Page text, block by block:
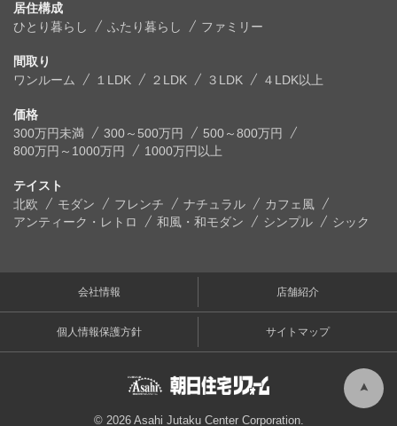
居住構成
ひとり暮らし
ふたり暮らし ファミリー
間取り
ワンルーム
１LDK ２LDK ３LDK ４LDK以上
価格
300万円未満
300～500万円
500～800万円
800万円～1000万円
1000万円以上
テイスト
北欧
モダン フレンチ ナチュラル
カフェ風
アンティーク・レトロ
和風・和モダン シンプル シック
会社情報 店舗紹介
個人情報保護方針 サイトマップ
© 2026 Asahi Jutaku Center Corporation.